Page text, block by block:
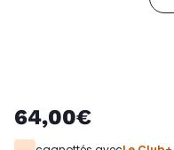
64,00€